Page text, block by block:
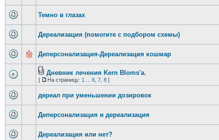
Темно в глазах
Дереализация (помогите с подбором схемы)
Деперсонализация-Дереализация кошмар
Дневник лечения Kern Bloms'a.
[ На страницу: 1 6, 7, 8]
дереал при уменьшении дозировок
Деперсонализация и дереализация
Дереализация или нет?